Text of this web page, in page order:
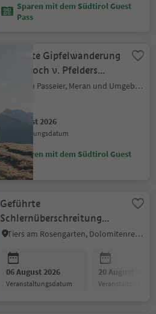
Sparen mit dem Südtirol Guest
Pass
Geführte Gipfelwanderung
· Rauhjoch v. Pfelders
(2.926 m)
Moos in Passeier, Meran und Umgebung
06 August 2026
Veranstaltungsdatum
Sparen mit dem Südtirol Guest
Pass
Geführte
Schlernüberschreitung
über das Tierser Alpl
Tiers am Rosengarten, Dolomitenregion Seiser Alm
06 August 2026
Veranstaltungsdatum
20 August 2026